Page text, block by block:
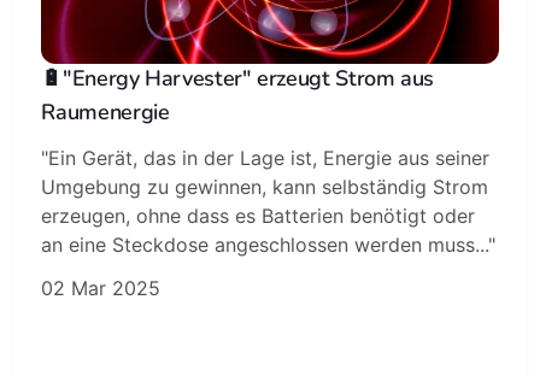
🔋"Energy Harvester" erzeugt Strom aus
Raumenergie
"Ein Gerät, das in der Lage ist, Energie aus seiner
Umgebung zu gewinnen, kann selbständig Strom
erzeugen, ohne dass es Batterien benötigt oder
an eine Steckdose angeschlossen werden muss..."
02 Mar 2025